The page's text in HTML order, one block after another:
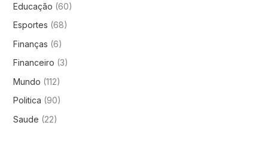
Educação (60)
Esportes (68)
Finanças (6)
Financeiro (3)
Mundo (112)
Politica (90)
Saude (22)